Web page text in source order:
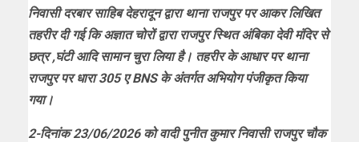
निवासी दरबार साहिब देहरादून द्वारा थाना राजपुर पर आकर लिखित
तहरीर दी गई कि अज्ञात चोरों द्वारा राजपुर स्थित अंबिका देवी मंदिर से
छत्र ,घंटी आदि सामान चुरा लिया है। तहरीर के आधार पर थाना
राजपुर पर धारा 305 ए BNS के अंतर्गत अभियोग पंजीकृत किया
गया।
2-दिनांक 23/06/2026 को वादी पुनीत कुमार निवासी राजपुर चौक